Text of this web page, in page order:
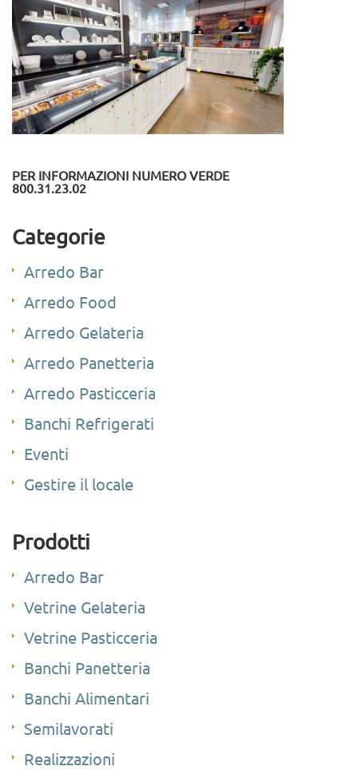
PER INFORMAZIONI NUMERO VERDE
800.31.23.02
Categorie
Arredo Bar
Arredo Food
Arredo Gelateria
Arredo Panetteria
Arredo Pasticceria
Banchi Refrigerati
Eventi
Gestire il locale
Prodotti
Arredo Bar
Vetrine Gelateria
Vetrine Pasticceria
Banchi Panetteria
Banchi Alimentari
Semilavorati
Realizzazioni